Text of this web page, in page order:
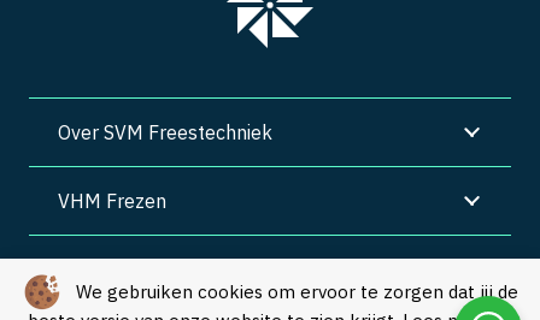
We gebruiken cookies om ervoor te zorgen dat jij de
Over SVM Freestechniek
VHM Frezen